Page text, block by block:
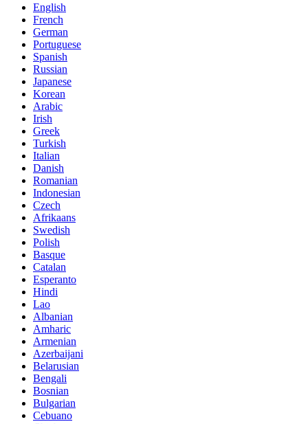
English
French
German
Portuguese
Spanish
Russian
Japanese
Korean
Arabic
Irish
Greek
Turkish
Italian
Danish
Romanian
Indonesian
Czech
Afrikaans
Swedish
Polish
Basque
Catalan
Esperanto
Hindi
Lao
Albanian
Amharic
Armenian
Azerbaijani
Belarusian
Bengali
Bosnian
Bulgarian
Cebuano